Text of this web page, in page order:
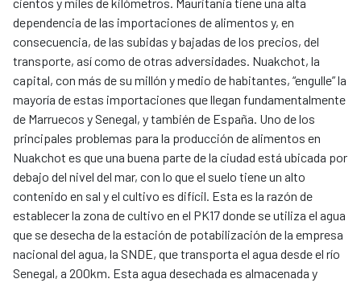
dependencia de las importaciones de alimentos y, en
consecuencia, de las subidas y bajadas de los precios, del
transporte, así como de otras adversidades. Nuakchot, la
capital, con más de su millón y medio de habitantes, “engulle” la
mayoría de estas importaciones que llegan fundamentalmente
de Marruecos y Senegal, y también de España. Uno de los
principales problemas para la producción de alimentos en
Nuakchot es que una buena parte de la ciudad está ubicada por
debajo del nivel del mar, con lo que el suelo tiene un alto
contenido en sal y el cultivo es difícil. Esta es la razón de
establecer la zona de cultivo en el PK17 donde se utiliza el agua
que se desecha de la estación de potabilización de la empresa
nacional del agua, la SNDE, que transporta el agua desde el río
Senegal, a 200km. Esta agua desechada es almacenada y